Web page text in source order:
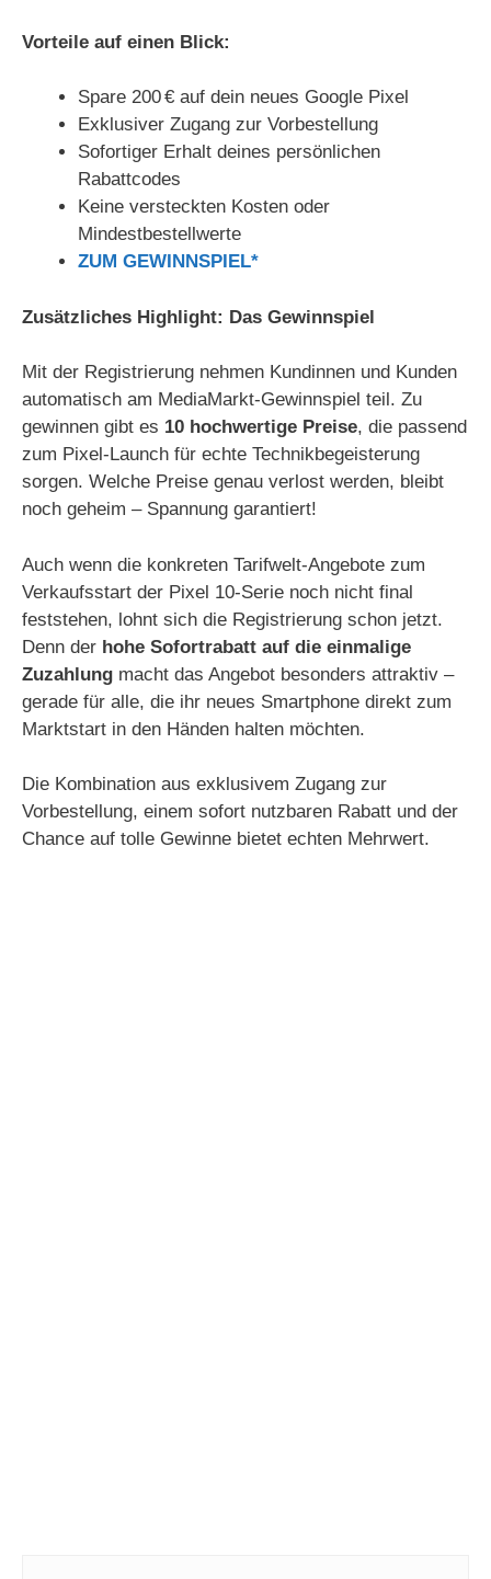
Vorteile auf einen Blick:
Spare 200 € auf dein neues Google Pixel
Exklusiver Zugang zur Vorbestellung
Sofortiger Erhalt deines persönlichen
Rabattcodes
Keine versteckten Kosten oder
Mindestbestellwerte
ZUM GEWINNSPIEL*
Zusätzliches Highlight: Das Gewinnspiel
Mit der Registrierung nehmen Kundinnen und Kunden
automatisch am MediaMarkt-Gewinnspiel teil. Zu
gewinnen gibt es 10 hochwertige Preise, die passend
zum Pixel-Launch für echte Technikbegeisterung
sorgen. Welche Preise genau verlost werden, bleibt
noch geheim – Spannung garantiert!
Auch wenn die konkreten Tarifwelt-Angebote zum
Verkaufsstart der Pixel 10-Serie noch nicht final
feststehen, lohnt sich die Registrierung schon jetzt.
Denn der hohe Sofortrabatt auf die einmalige
Zuzahlung macht das Angebot besonders attraktiv –
gerade für alle, die ihr neues Smartphone direkt zum
Marktstart in den Händen halten möchten.
Die Kombination aus exklusivem Zugang zur
Vorbestellung, einem sofort nutzbaren Rabatt und der
Chance auf tolle Gewinne bietet echten Mehrwert.